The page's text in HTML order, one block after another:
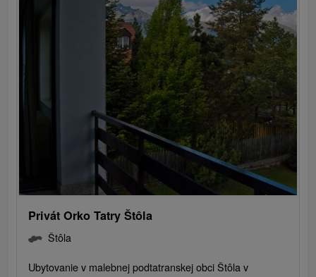
Privát Orko Tatry Štôla
Štôla
Ubytovanie v malebnej podtatranskej obci Štôla v